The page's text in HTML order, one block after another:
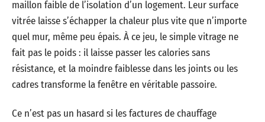
maillon faible de l’isolation d’un logement. Leur surface
vitrée laisse s’échapper la chaleur plus vite que n’importe
quel mur, même peu épais. À ce jeu, le simple vitrage ne
fait pas le poids : il laisse passer les calories sans
résistance, et la moindre faiblesse dans les joints ou les
cadres transforme la fenêtre en véritable passoire.
Ce n’est pas un hasard si les factures de chauffage